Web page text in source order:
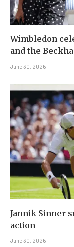
Wimbledon
and the
June 30, 2026
Jannik Sinner
action
June 30, 2026